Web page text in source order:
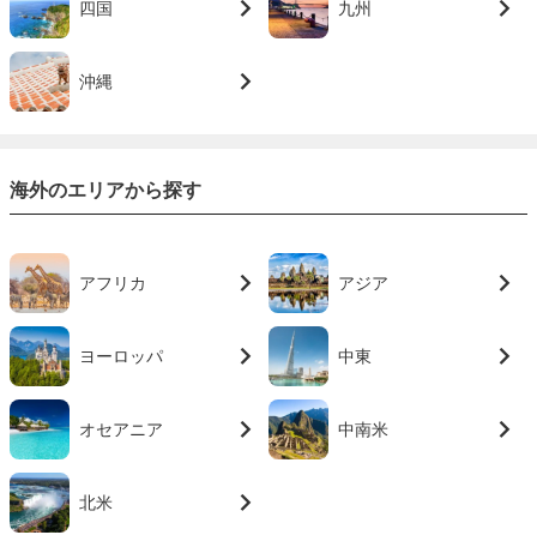
四国 九州
沖縄
海外のエリアから探す
アフリカ アジア
ヨーロッパ 中東
オセアニア 中南米
北米